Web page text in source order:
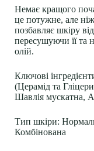
Немає кращого
це потужне, але
позбавляє шкіру
пересушуючи її та
олій.
Ключові
(Церамід та
Шавлія мускатна,
Тип шкіри:
Комбінована